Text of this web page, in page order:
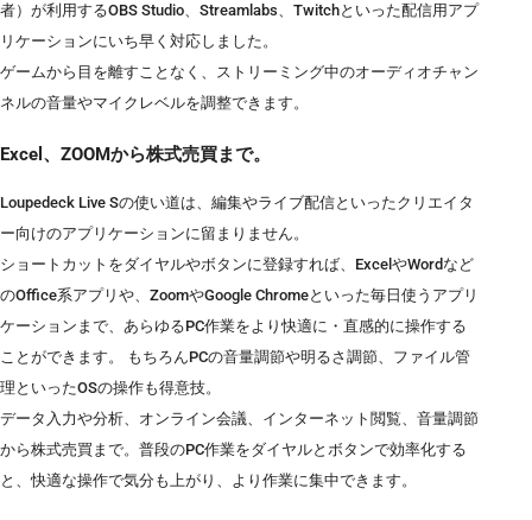
者）が利用するOBS Studio、Streamlabs、Twitchといった配信用アプ
リケーションにいち早く対応しました。
ゲームから目を離すことなく、ストリーミング中のオーディオチャン
ネルの音量やマイクレベルを調整できます。
Excel、ZOOMから株式売買まで。
Loupedeck Live Sの使い道は、編集やライブ配信といったクリエイタ
ー向けのアプリケーションに留まりません。
ショートカットをダイヤルやボタンに登録すれば、ExcelやWordなど
のOffice系アプリや、ZoomやGoogle Chromeといった毎日使うアプリ
ケーションまで、あらゆるPC作業をより快適に・直感的に操作する
ことができます。 もちろんPCの音量調節や明るさ調節、ファイル管
理といったOSの操作も得意技。
データ入力や分析、オンライン会議、インターネット閲覧、音量調節
から株式売買まで。普段のPC作業をダイヤルとボタンで効率化する
と、快適な操作で気分も上がり、より作業に集中できます。